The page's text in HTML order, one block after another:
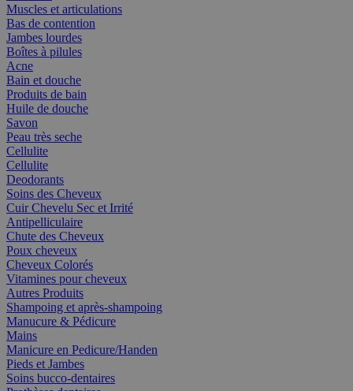
Muscles et articulations
Bas de contention
Jambes lourdes
Boîtes à pilules
Acne
Bain et douche
Produits de bain
Huile de douche
Savon
Peau très seche
Cellulite
Cellulite
Deodorants
Soins des Cheveux
Cuir Chevelu Sec et Irrité
Antipelliculaire
Chute des Cheveux
Poux cheveux
Cheveux Colorés
Vitamines pour cheveux
Autres Produits
Shampoing et après-shampoing
Manucure & Pédicure
Mains
Manicure en Pedicure/Handen
Pieds et Jambes
Soins bucco-dentaires